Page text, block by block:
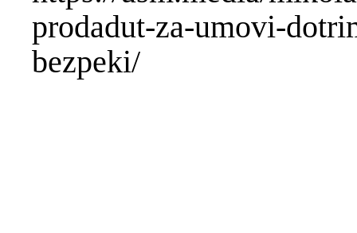
prodadut-za-umovi-
bezpeki/